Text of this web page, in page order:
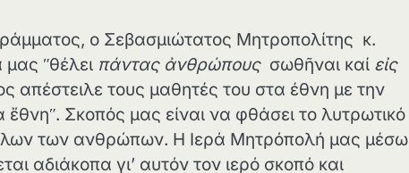
ο Σεβασμιώτατος Μητροπολίτης κ.
ʺθέλει πάντας ἀνθρώπους σωθῆναι καί εἰς
απέστειλε τους μαθητές του στα έθνη με την
ἔθνηʺ. Σκοπός μας είναι να φθάσει το λυτρωτικό
των ανθρώπων. Η Ιερά Μητρόπολή μας μέσω
αδιάκοπα γι’ αυτόν τον ιερό σκοπό και